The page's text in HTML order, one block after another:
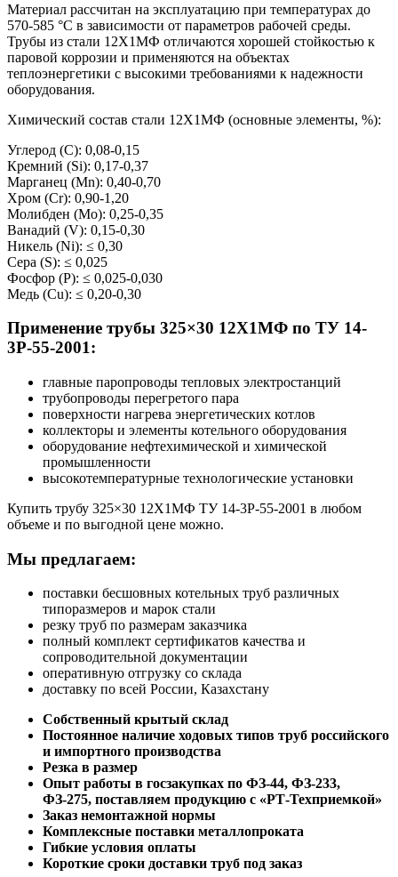
Материал рассчитан на эксплуатацию при температурах до
570-585 °C в зависимости от параметров рабочей среды.
Трубы из стали 12Х1МФ отличаются хорошей стойкостью к
паровой коррозии и применяются на объектах
теплоэнергетики с высокими требованиями к надежности
оборудования.
Химический состав стали 12Х1МФ (основные элементы, %):
Углерод (C): 0,08-0,15
Кремний (Si): 0,17-0,37
Марганец (Mn): 0,40-0,70
Хром (Cr): 0,90-1,20
Молибден (Mo): 0,25-0,35
Ванадий (V): 0,15-0,30
Никель (Ni): ≤ 0,30
Сера (S): ≤ 0,025
Фосфор (P): ≤ 0,025-0,030
Медь (Cu): ≤ 0,20-0,30
Применение трубы 325×30 12Х1МФ по ТУ 14-
3Р-55-2001:
главные паропроводы тепловых электростанций
трубопроводы перегретого пара
поверхности нагрева энергетических котлов
коллекторы и элементы котельного оборудования
оборудование нефтехимической и химической
промышленности
высокотемпературные технологические установки
Купить трубу 325×30 12Х1МФ ТУ 14-3Р-55-2001 в любом
объеме и по выгодной цене можно.
Мы предлагаем:
поставки бесшовных котельных труб различных
типоразмеров и марок стали
резку труб по размерам заказчика
полный комплект сертификатов качества и
сопроводительной документации
оперативную отгрузку со склада
доставку по всей России, Казахстану
Собственный крытый склад
Постоянное наличие ходовых типов труб российского
и импортного производства
Резка в размер
Опыт работы в госзакупках по ФЗ-44, ФЗ-233,
ФЗ-275, поставляем продукцию с «РТ-Техприемкой»
Заказ немонтажной нормы
Комплексные поставки металлопроката
Гибкие условия оплаты
Короткие сроки доставки труб под заказ